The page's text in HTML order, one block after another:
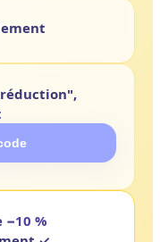
réduction",
−10 %